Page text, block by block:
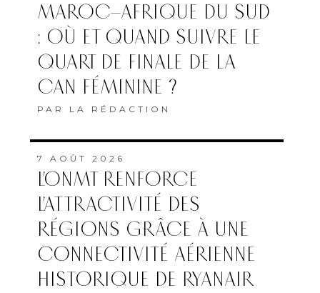
MAROC–AFRIQUE DU SUD
: OÙ ET QUAND SUIVRE LE
QUART DE FINALE DE LA
CAN FÉMININE ?
PAR LA RÉDACTION
7 AOÛT 2026
L’ONMT RENFORCE
L’ATTRACTIVITÉ DES
RÉGIONS GRÂCE À UNE
CONNECTIVITÉ AÉRIENNE
HISTORIQUE DE RYANAIR